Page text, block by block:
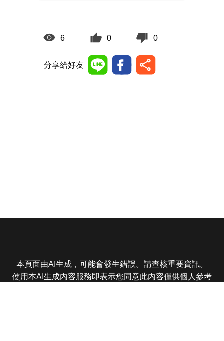
6 0 0
分享給好友
本頁面由AI生成，可能會發生錯誤。請查核重要資訊。
使用本AI生成內容服務即表示您同意此內容僅供個人參考